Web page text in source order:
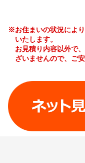
※お住まいの状況によ
いたします。
お見積り内容以外で
ざいませんので、ご安